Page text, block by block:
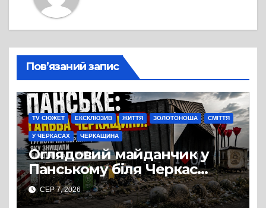
Пов’язаний запис
TV СЮЖЕТ ЕКСКЛЮЗИВ ЖИТТЯ ЗОЛОТОНОША СМІТТЯ
У ЧЕРКАСАХ ЧЕРКАЩИНА
Оглядовий майданчик у
Панському біля Черкас
перетворився на занедбане
сміттєзвалище
СЕР 7, 2026